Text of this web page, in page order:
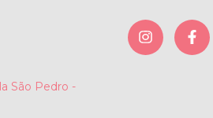
São Pedro -